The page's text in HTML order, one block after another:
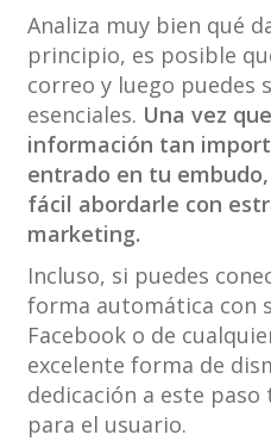
Analiza muy bien qué
principio, es posible
correo y luego puedes
esenciales. Una vez
información tan
entrado en tu
fácil abordarle con
marketing.
Incluso, si puedes
forma automática con
Facebook o de
excelente forma de
dedicación a este
para el usuario.